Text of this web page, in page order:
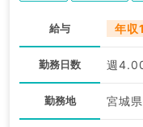
給与 年収
勤務日数 週
勤務地 宮城